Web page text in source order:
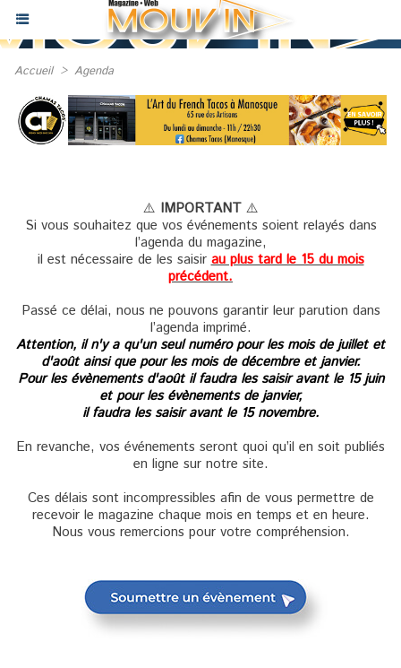
Accueil > Agenda
⚠️ IMPORTANT⚠️
Si vous souhaitez que vos événements soient relayés dans
l’agenda du magazine,
il est nécessaire de les saisir au plus tard le 15 du mois
précédent.
Passé ce délai, nous ne pouvons garantir leur parution dans
l’agenda imprimé.
Attention, il n'y a qu'un seul numéro pour les mois de juillet et
d'août ainsi que pour les mois de décembre et janvier.
Pour les évènements d'août il faudra les saisir avant le 15 juin
et pour les évènements de janvier,
il faudra les saisir avant le 15 novembre.
En revanche, vos événements seront quoi qu’il en soit publiés
en ligne sur notre site.
Ces délais sont incompressibles afin de vous permettre de
recevoir le magazine chaque mois en temps et en heure.
Nous vous remercions pour votre compréhension.